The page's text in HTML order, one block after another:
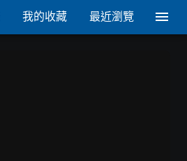
我的收藏 最近瀏覽